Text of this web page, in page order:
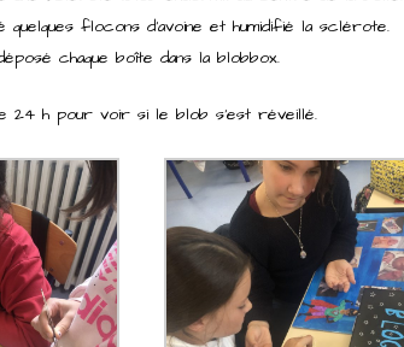
quelques flocons d’avoine et humidifié la sclérote.
chaque boîte dans la blobbox.
24 h pour voir si le blob s’est réveillé.